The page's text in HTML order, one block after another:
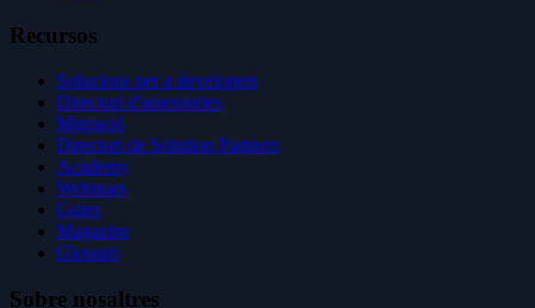
Recursos
Solucions per a developers
Directori d'assessories
Migració
Directori de Solution Partners
Academy
Webinars
Guies
Magazine
Glossari
Sobre nosaltres